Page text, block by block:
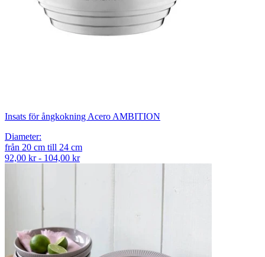
Insats för ångkokning Acero AMBITION
Diameter:
från 20 cm till 24 cm
92,00 kr - 104,00 kr